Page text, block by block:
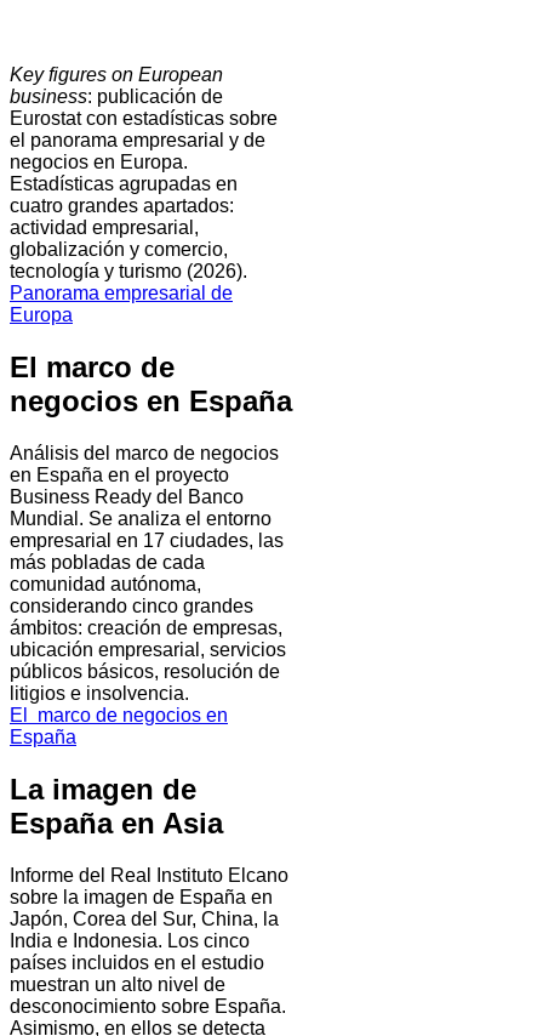
Key figures on European
business: publicación de
Eurostat con estadísticas sobre
el panorama empresarial y de
negocios en Europa.
Estadísticas agrupadas en
cuatro grandes apartados:
actividad empresarial,
globalización y comercio,
tecnología y turismo (2026).
Panorama empresarial de
Europa
El marco de
negocios en España
Análisis del marco de negocios
en España en el proyecto
Business Ready del Banco
Mundial. Se analiza el entorno
empresarial en 17 ciudades, las
más pobladas de cada
comunidad autónoma,
considerando cinco grandes
ámbitos: creación de empresas,
ubicación empresarial, servicios
públicos básicos, resolución de
litigios e insolvencia.
El marco de negocios en
España
La imagen de
España en Asia
Informe del Real Instituto Elcano
sobre la imagen de España en
Japón, Corea del Sur, China, la
India e Indonesia. Los cinco
países incluidos en el estudio
muestran un alto nivel de
desconocimiento sobre España.
Asimismo, en ellos se detecta